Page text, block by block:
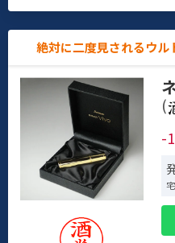
絶対に二度見されるウル
(
-